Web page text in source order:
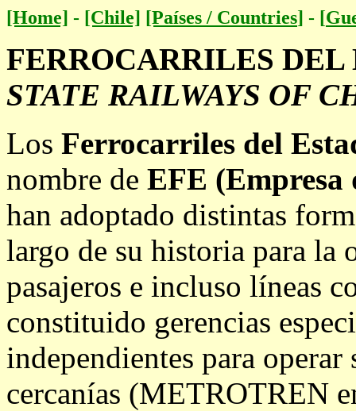
[Home] - [Chile] [Países / Countries] - [
FERROCARRILES
STATE RAILWAYS OF
Los Ferrocarriles del
nombre de EFE (Empresa
han adoptado distintas
largo de su historia para la
pasajeros e incluso líneas
constituido gerencias
independientes para
cercanías (METROTREN